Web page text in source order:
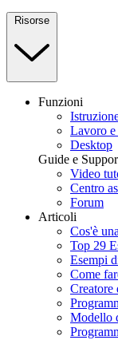
Risorse
Funzioni
Lavoro e
Desktop
Guide e
Video
Centro
Forum
Articoli
Cos'è
Top 29
Esempi
Come
Modello